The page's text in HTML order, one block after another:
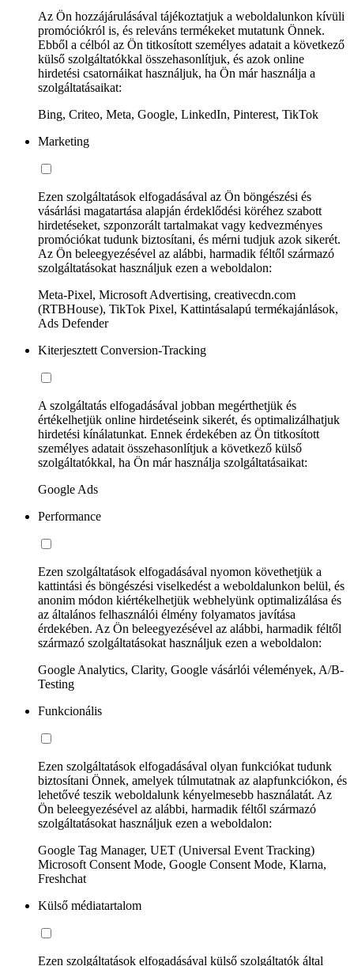
Az Ön hozzájárulásával tájékoztatjuk a weboldalunkon kívüli
promóciókról is, és releváns termékeket mutatunk Önnek.
Ebből a célból az Ön titkosított személyes adatait a következő
külső szolgáltatókkal összehasonlítjuk, és azok online
hirdetési csatornáikat használjuk, ha Ön már használja a
szolgáltatásaikat:
Bing, Criteo, Meta, Google, LinkedIn, Pinterest, TikTok
Marketing
Ezen szolgáltatások elfogadásával az Ön böngészési és
vásárlási magatartása alapján érdeklődési köréhez szabott
hirdetéseket, szponzorált tartalmakat vagy kedvezményes
promóciókat tudunk biztosítani, és mérni tudjuk azok sikerét.
Az Ön beleegyezésével az alábbi, harmadik féltől származó
szolgáltatásokat használjuk ezen a weboldalon:
Meta-Pixel, Microsoft Advertising, creativecdn.com
(RTBHouse), TikTok Pixel, Kattintásalapú termékajánlások,
Ads Defender
Kiterjesztett Conversion-Tracking
A szolgáltatás elfogadásával jobban megérthetjük és
értékelhetjük online hirdetéseink sikerét, és optimalizálhatjuk
hirdetési kínálatunkat. Ennek érdekében az Ön titkosított
személyes adatait összehasonlítjuk a következő külső
szolgáltatókkal, ha Ön már használja szolgáltatásaikat:
Google Ads
Performance
Ezen szolgáltatások elfogadásával nyomon követhetjük a
kattintási és böngészési viselkedést a weboldalunkon belül, és
anonim módon kiértékelhetjük webhelyünk optimalizálása és
az általános felhasználói élmény folyamatos javítása
érdekében. Az Ön beleegyezésével az alábbi, harmadik féltől
származó szolgáltatásokat használjuk ezen a weboldalon:
Google Analytics, Clarity, Google vásárlói vélemények, A/B-
Testing
Funkcionális
Ezen szolgáltatások elfogadásával olyan funkciókat tudunk
biztosítani Önnek, amelyek túlmutatnak az alapfunkciókon, és
lehetővé teszik weboldalunk kényelmesebb használatát. Az
Ön beleegyezésével az alábbi, harmadik féltől származó
szolgáltatásokat használjuk ezen a weboldalon:
Google Tag Manager, UET (Universal Event Tracking)
Microsoft Consent Mode, Google Consent Mode, Klarna,
Freshchat
Külső médiatartalom
Ezen szolgáltatások elfogadásával külső szolgáltatók által